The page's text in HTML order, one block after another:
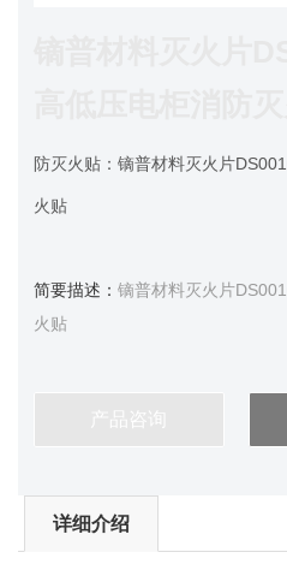
防灭火贴： 镝普材料灭火片
火贴
简要描述： 镝普材料灭火片
火贴
产品咨询
详细介绍